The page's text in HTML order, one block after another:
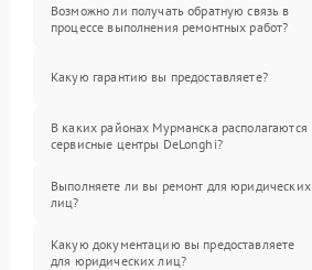
Возможно ли получать обратную связь в
процессе выполнения ремонтных работ?
Какую гарантию вы предоставляете?
В каких районах Мурманска располагаются
сервисные центры DeLonghi?
Выполняете ли вы ремонт для юридических
лиц?
Какую документацию вы предоставляете
для юридических лиц?